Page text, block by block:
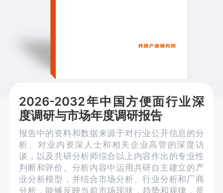
2026-2032年中国方便面行业深
度调研与市场年度调研报告
报告中的资料和数据来源于对行业公开信息的分
析、对业内资深人士和相关企业高管的深度访
谈，以及共研分析师综合以上内容作出的专业性
判断和评价。分析内容中运用共研自主建立的产
业分析模型，并结合市场分析、行业分析和厂商
分析，能够反映当前市场现状，趋势和规律，是